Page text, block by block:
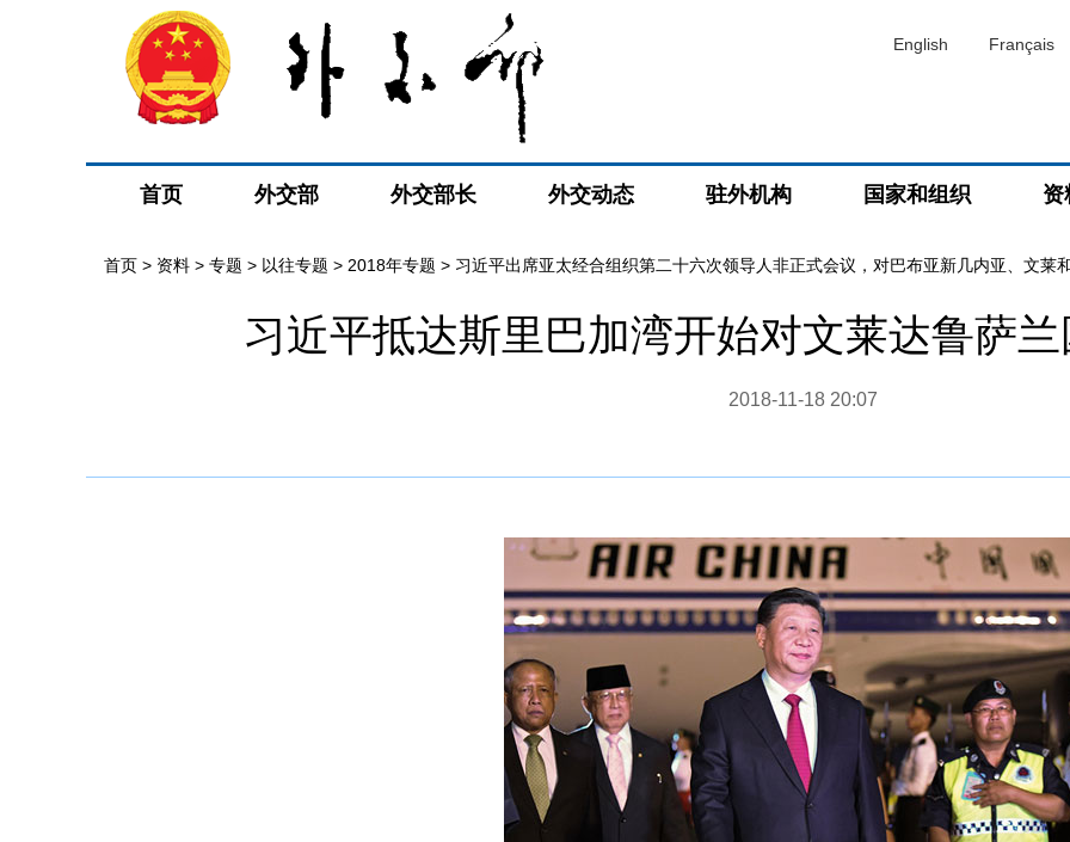
English Français
首页 外交部 外交部长 外交动态 驻外机构 国家和组织 资
首页 > 资料 > 专题 > 以往专题 > 2018年专题 > 习近平出席亚太经合组织第二十六次领导人非正式会议，对巴布亚新几内亚、文
习近平抵达斯里巴加湾开始对文莱达鲁萨
2018-11-18 20:07